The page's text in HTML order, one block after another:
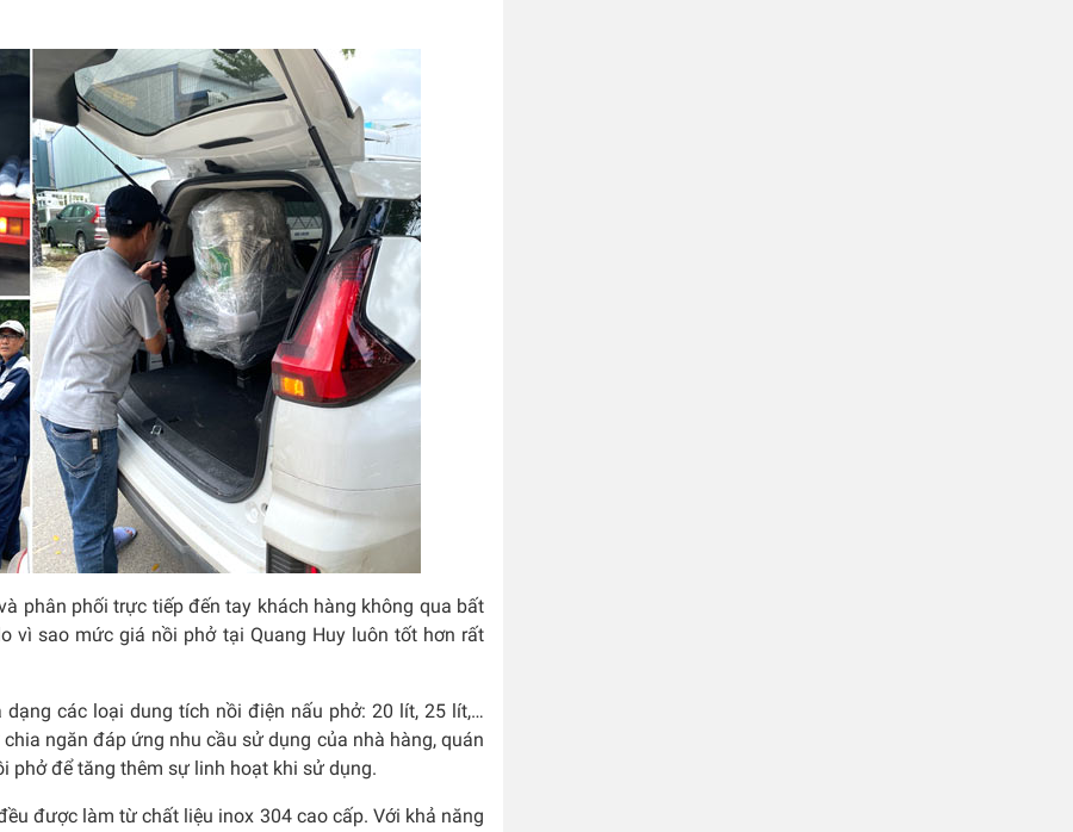
phân phối trực tiếp đến tay khách hàng không qua bất
vì sao mức giá nồi phở tại Quang Huy luôn tốt hơn rất
các loại dung tích nồi điện nấu phở: 20 lít, 25 lít,…
ngăn đáp ứng nhu cầu sử dụng của nhà hàng, quán
phở để tăng thêm sự linh hoạt khi sử dụng.
được làm từ chất liệu inox 304 cao cấp. Với khả năng